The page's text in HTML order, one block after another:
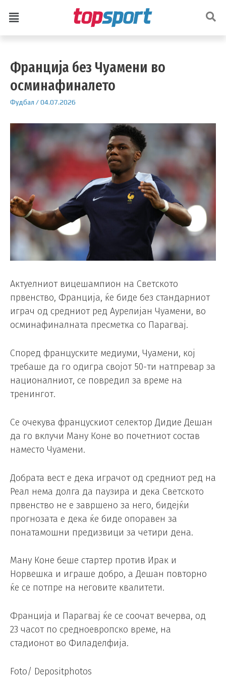
Франција без Чуамени во
осминафиналето
Фудбал /04.07.2026
Актуелниот вицешампион на Светското
првенство, Франција, ќе биде без стандарниот
играч од средниот ред Аурелијан Чуамени, во
осминафиналната пресметка со Парагвај.
Според француските медиуми, Чуамени, кој
требаше да го одигра својот 50-ти натпревар за
националниот, се повредил за време на
тренингот.
Се очекува францускиот селектор Дидие Дешан
да го вклучи Ману Коне во почетниот состав
наместо Чуамени.
Добрата вест е дека играчот од средниот ред на
Реал нема долга да паузира и дека Светското
првенство не е завршено за него, бидејќи
прогнозата е дека ќе биде опоравен за
понатамошни предизвици за четири дена.
Ману Коне беше стартер против Ирак и
Норвешка и играше добро, а Дешан повторно
ќе се потпре на неговите квалитети.
Франција и Парагвај ќе се соочат вечерва, од
23 часот по средноевропско време, на
стадионот во Филаделфија.
Foto/ Depositphotos